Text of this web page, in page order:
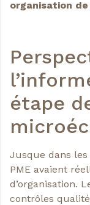
organisation
étape
Jusque dans les
PME avaient
d’organisation.
contrôles